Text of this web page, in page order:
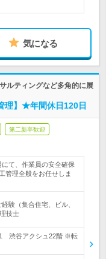
気になる
ルティングなど多角的に展
理】★年間休日120日
第二新卒歓迎
て、作業員の安全確保
管理全般をお任せしま
験（集合住宅、ビル、
技士
1 渋谷アクシュ22階 ※転